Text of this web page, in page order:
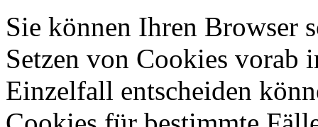
Sie können Ihren Browser
Setzen von Cookies vorab
Einzelfall entscheiden